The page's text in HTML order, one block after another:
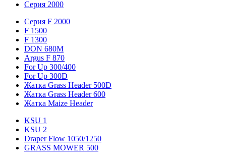
Серия 2000
Серия F 2000
F 1500
F 1300
DON 680M
Argus F 870
For Up 300/400
For Up 300D
Жатка Grass Header 500D
Жатка Grass Header 600
Жатка Maize Header
KSU 1
KSU 2
Draper Flow 1050/1250
GRASS MOWER 500